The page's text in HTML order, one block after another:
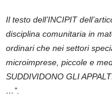
Il testo dell’INCIPIT
disciplina comunitaria in
ordinari che nei settori
microimprese, piccole e
SUDDIVIDONO GLI
…”.